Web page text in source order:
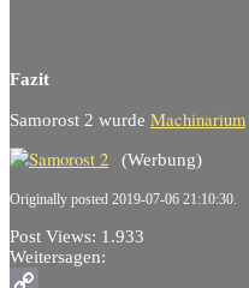
Fazit
Samorost 2 wurde Machinarium
(Werbung)
Originally posted 2019-07-06 21:10:30.
Post Views: 1.933
Weitersagen: